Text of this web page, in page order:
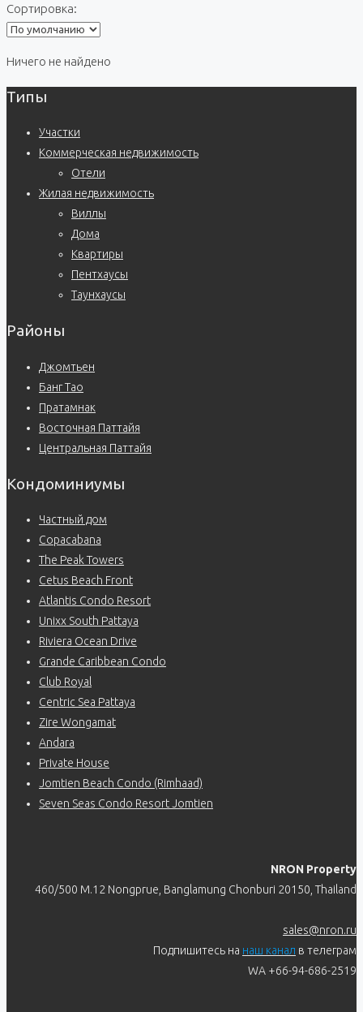
Сортировка:
Ничего не найдено
Типы
Участки
Коммерческая недвижимость
Отели
Жилая недвижимость
Виллы
Дома
Квартиры
Пентхаусы
Таунхаусы
Районы
Джомтьен
Банг Тао
Пратамнак
Восточная Паттайя
Центральная Паттайя
Кондоминиумы
Частный дом
Copacabana
The Peak Towers
Cetus Beach Front
Atlantis Condo Resort
Unixx South Pattaya
Riviera Ocean Drive
Grande Caribbean Condo
Club Royal
Centric Sea Pattaya
Zire Wongamat
Andara
Private House
Jomtien Beach Condo (Rimhaad)
Seven Seas Condo Resort Jomtien
NRON Property
460/500 M.12 Nongprue, Banglamung Chonburi 20150, Thailand
sales@nron.ru
Подпишитесь на наш канал в телеграм
WA +66-94-686-2519